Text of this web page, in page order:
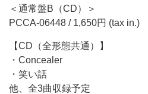
＜通常盤B（CD）＞
PCCA-06448 / 1,650円 (tax in.)
【CD（全形態共通）】
・Concealer
・笑い話
他、全3曲収録予定